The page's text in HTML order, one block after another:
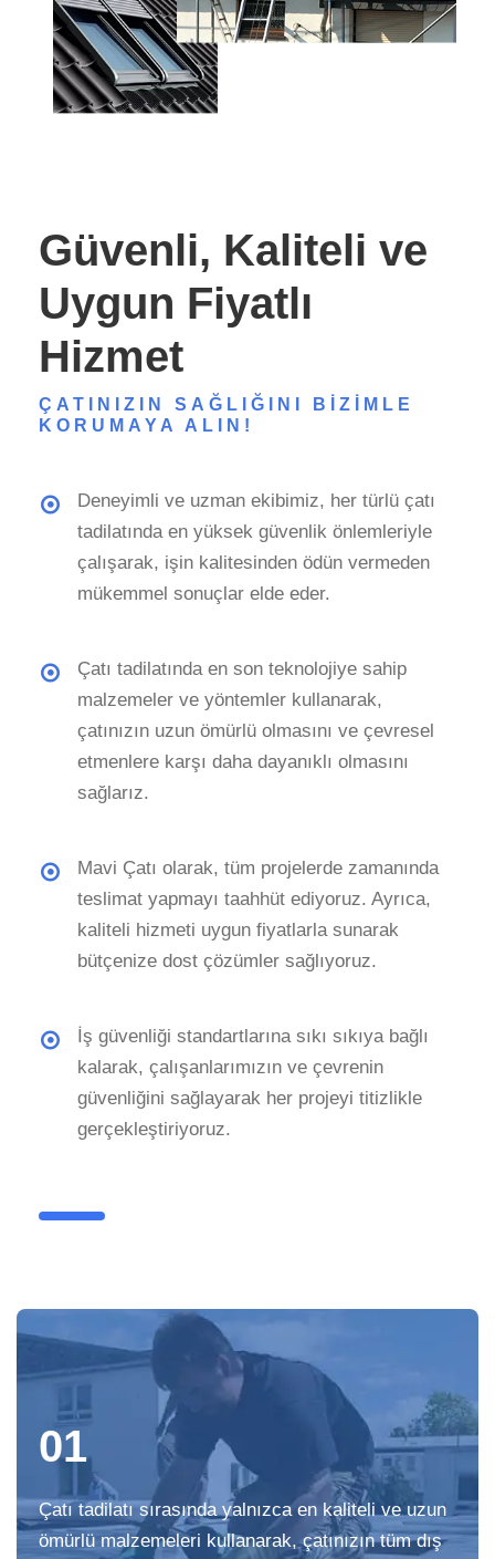
Güvenli, Kaliteli ve
Uygun Fiyatlı
Hizmet
ÇATINIZIN SAĞLIĞINI BIZIMLE
KORUMAYA ALIN!
Deneyimli ve uzman ekibimiz, her türlü çatı
tadilatında en yüksek güvenlik önlemleriyle
çalışarak, işin kalitesinden ödün vermeden
mükemmel sonuçlar elde eder.
Çatı tadilatında en son teknolojiye sahip
malzemeler ve yöntemler kullanarak,
çatınızın uzun ömürlü olmasını ve çevresel
etmenlere karşı daha dayanıklı olmasını
sağlarız.
Mavi Çatı olarak, tüm projelerde zamanında
teslimat yapmayı taahhüt ediyoruz. Ayrıca,
kaliteli hizmeti uygun fiyatlarla sunarak
bütçenize dost çözümler sağlıyoruz.
İş güvenliği standartlarına sıkı sıkıya bağlı
kalarak, çalışanlarımızın ve çevrenin
güvenliğini sağlayarak her projeyi titizlikle
gerçekleştiriyoruz.
01
Çatı tadilatı sırasında yalnızca en kaliteli ve uzun
ömürlü malzemeleri kullanarak, çatınızın tüm dış